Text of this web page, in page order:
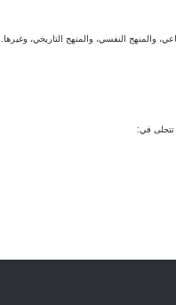
والمنهج النفسي، والمنهج التاريخي، وغيرها.
تتجلى في: